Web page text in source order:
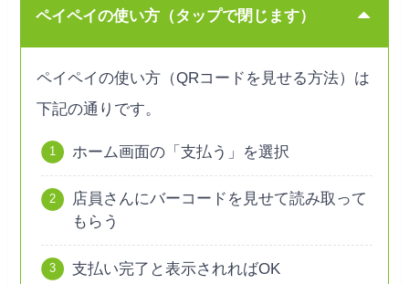
ペイペイの使い方（タップで閉じます）
ペイペイの使い方（QRコードを見せる方法）は
下記の通りです。
ホーム画面の「支払う」を選択
店員さんにバーコードを見せて読み取って
もらう
支払い完了と表示されればOK